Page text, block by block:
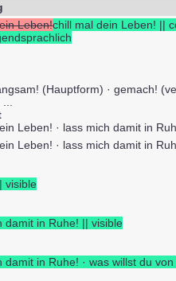
Leben!chill mal dein Leben! ||
(Hauptform) · gemach!
Leben! · lass mich damit in
Leben! · lass mich damit in
visible
damit in Ruhe! || visible
damit in Ruhe! · was willst du